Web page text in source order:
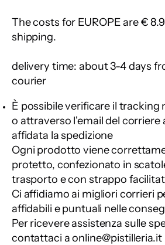
The costs for EUROPE are €
shipping.
delivery time: about 3-4 days
courier
È possibile verificare il tracking
o attraverso l'email del corriere
affidata la spedizione
Ogni prodotto viene
protetto, confezionato in
trasporto e con strappo
Ci affidiamo ai migliori corrieri
affidabili e puntuali nelle
Per ricevere assistenza sulle
contattaci a online@pistilleria.it